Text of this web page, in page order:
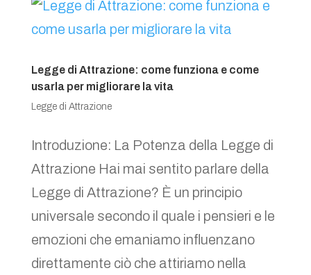
Legge di Attrazione: come funziona e come
usarla per migliorare la vita
Legge di Attrazione
Introduzione: La Potenza della Legge di
Attrazione Hai mai sentito parlare della
Legge di Attrazione? È un principio
universale secondo il quale i pensieri e le
emozioni che emaniamo influenzano
direttamente ciò che attiriamo nella